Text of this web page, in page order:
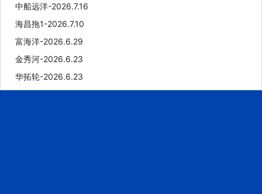
中船远洋-2026.7.16
海昌拖1-2026.7.10
富海洋-2026.6.29
金秀河-2026.6.23
华拓轮-2026.6.23